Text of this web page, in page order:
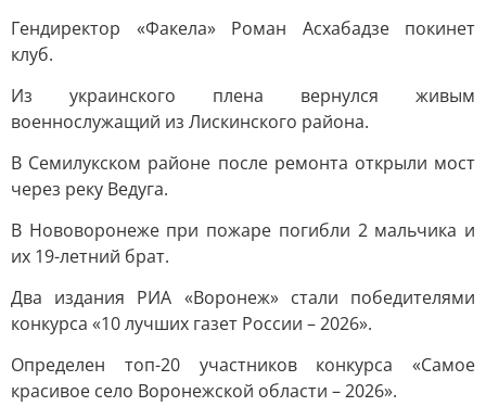
Гендиректор «Факела» Роман Асхабадзе покинет
клуб.
Из украинского плена вернулся живым
военнослужащий из Лискинского района.
В Семилукском районе после ремонта открыли мост
через реку Ведуга.
В Нововоронеже при пожаре погибли 2 мальчика и
их 19-летний брат.
Два издания РИА «Воронеж» стали победителями
конкурса «10 лучших газет России – 2026».
Определен топ-20 участников конкурса «Самое
красивое село Воронежской области – 2026».